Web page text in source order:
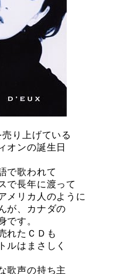
り上げている
オンの誕生日
で歌われて
で長年に渡って
メリカ人のように
が、カナダの
です。
れたＣＤも
ルはまさしく
歌声の持ち主